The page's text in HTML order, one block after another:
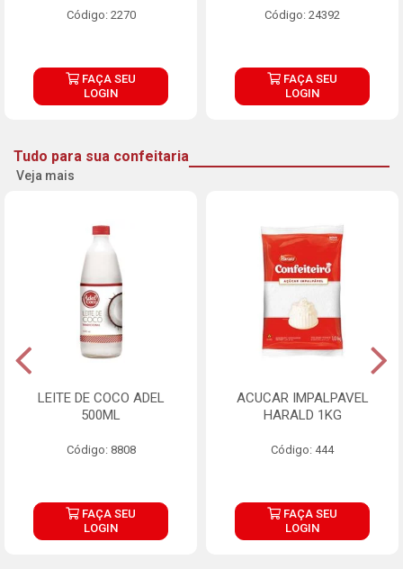
Código: 2270
FAÇA SEU
LOGIN
Código: 24392
FAÇA SEU
LOGIN
Tudo para sua confeitaria
Veja mais
LEITE DE COCO ADEL
500ML
Código: 8808
FAÇA SEU
LOGIN
ACUCAR IMPALPAVEL
HARALD 1KG
Código: 444
FAÇA SEU
LOGIN